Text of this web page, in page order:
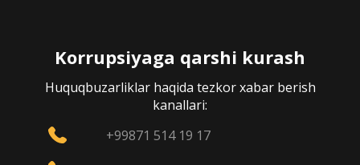
Korrupsiyaga qarshi kurash
Huquqbuzarliklar haqida tezkor xabar berish
kanallari:
+99871 514 19 17